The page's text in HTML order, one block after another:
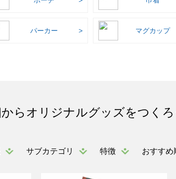
パーカー マグカップ
らオリジナルグッズをつくろ
サブカテゴリ 特徴 おすすめ